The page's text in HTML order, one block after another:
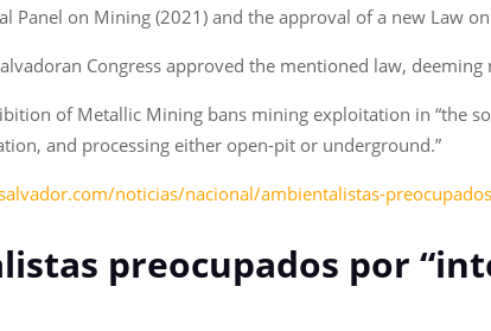
Panel on Mining (2021) and the approval of a new Law
Congress approved the mentioned law,
of Metallic Mining bans mining exploitation in “the
and processing either open-pit or underground.”
noticias/nacional/ambientalistas-
preocupados por